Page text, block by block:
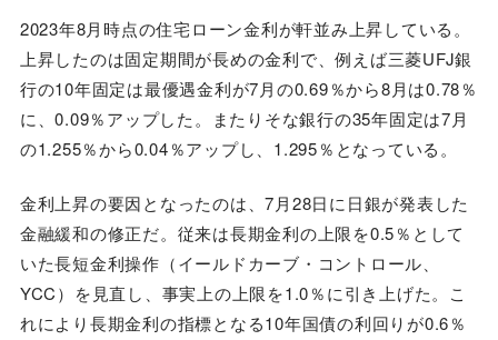
2023年8月時点の住宅ローン金利が軒並み上昇している。
上昇したのは固定期間が長めの金利で、例えば三菱UFJ銀
行の10年固定は最優遇金利が7月の0.69％から8月は0.78％
に、0.09％アップした。またりそな銀行の35年固定は7月
の1.255％から0.04％アップし、1.295％となっている。
金利上昇の要因となったのは、7月28日に日銀が発表した
金融緩和の修正だ。従来は長期金利の上限を0.5％として
いた長短金利操作（イールドカーブ・コントロール、
YCC）を見直し、事実上の上限を1.0％に引き上げた。こ
れにより長期金利の指標となる10年国債の利回りが0.6％